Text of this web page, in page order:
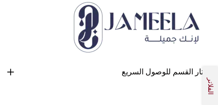
أختار القسم للوصول السريع
الفلاتر